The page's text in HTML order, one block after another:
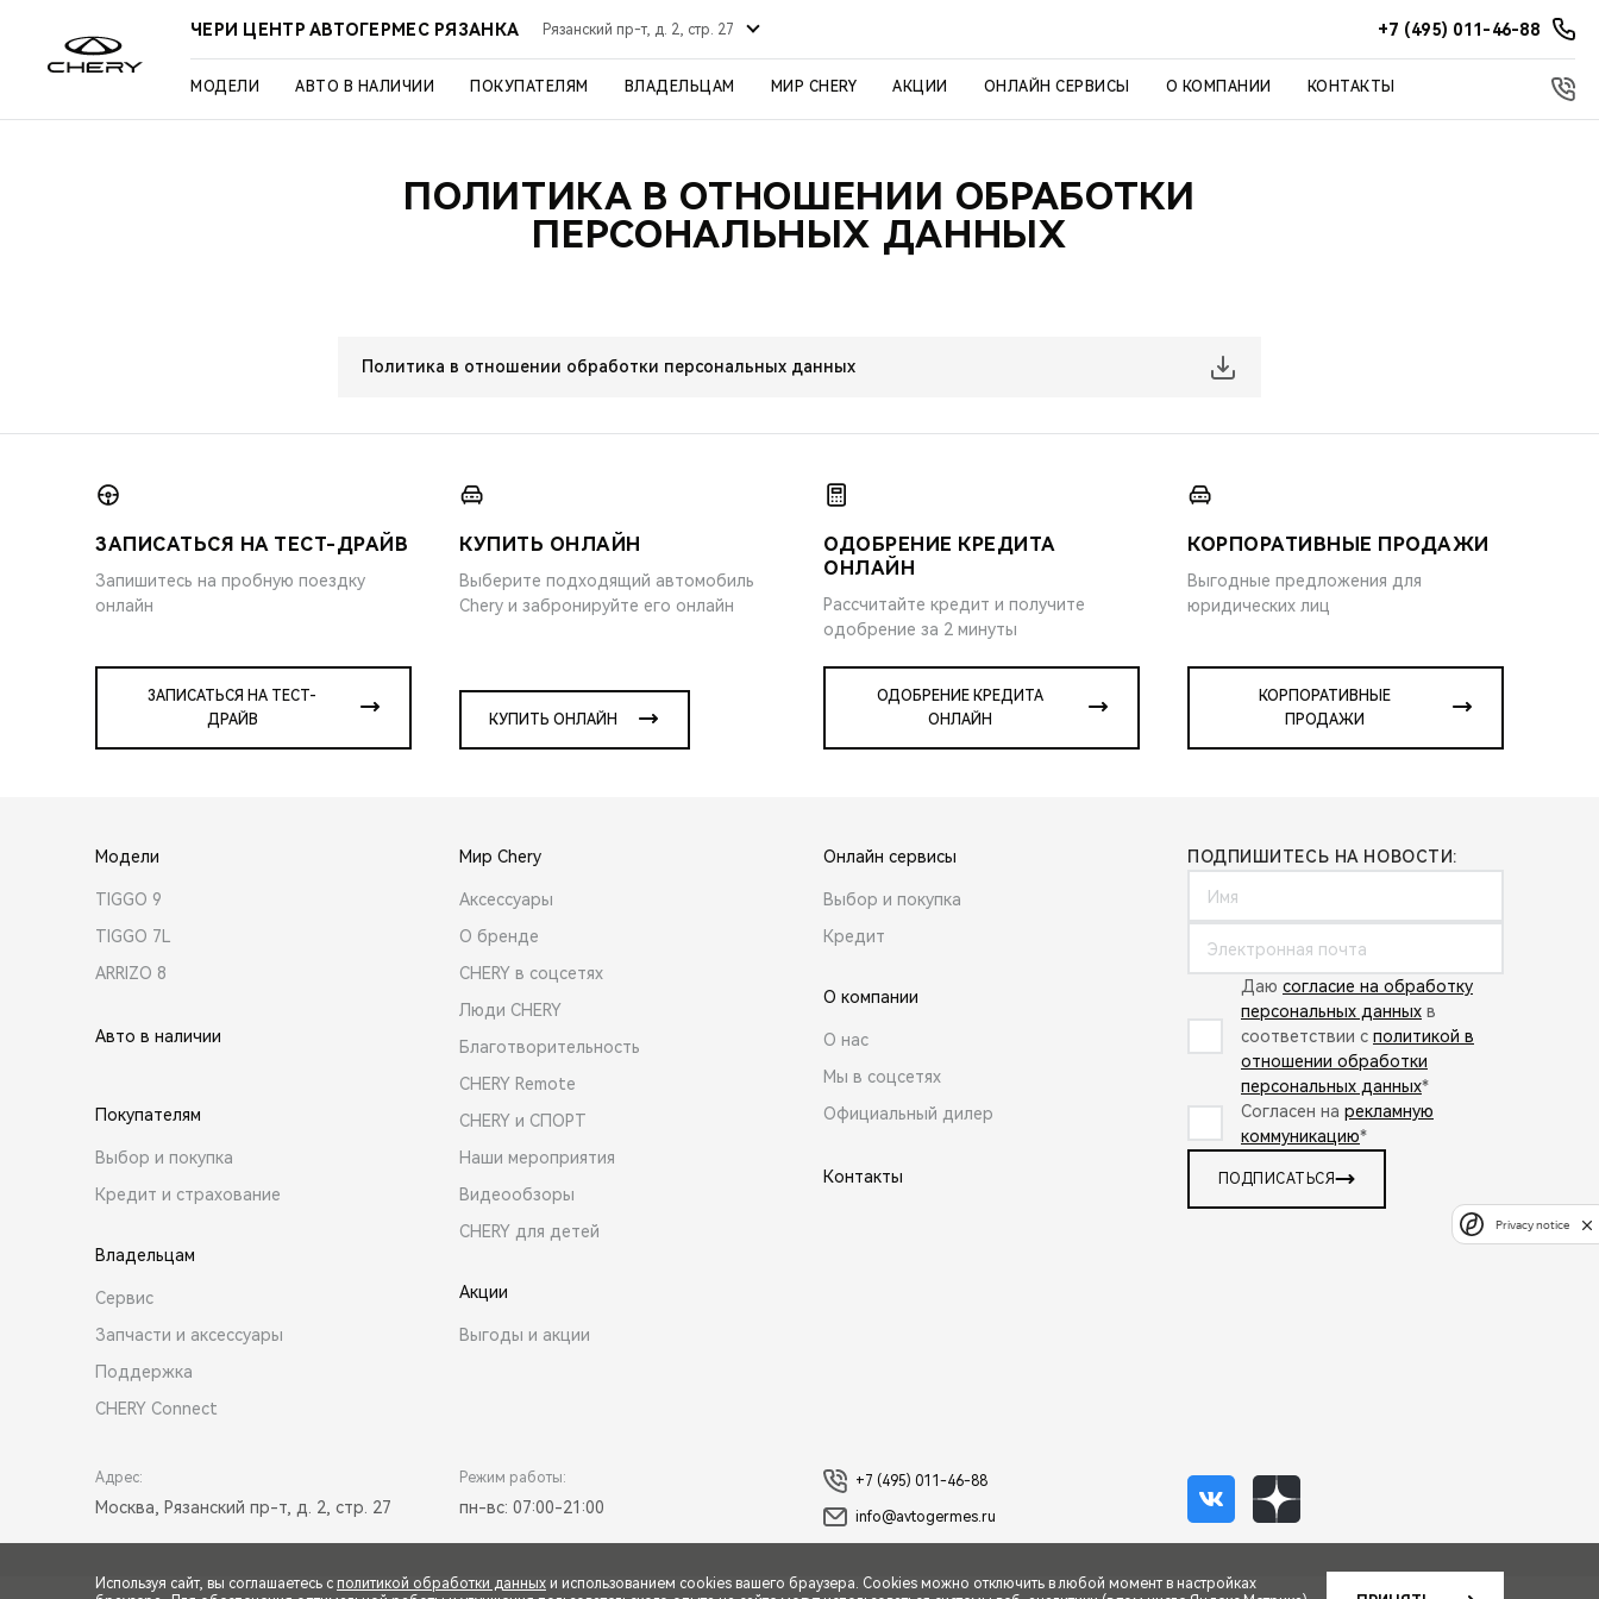
ЧЕРИ ЦЕНТР АВТОГЕРМЕС РЯЗАНКА Рязанский пр-т, д. 2, стр. 27 +7 (495) 011-46-88
МОДЕЛИ АВТО В НАЛИЧИИ ПОКУПАТЕЛЯМ ВЛАДЕЛЬЦАМ МИР CHERY АКЦИИ ОНЛАЙН СЕРВИСЫ О КОМПАНИИ КОНТАКТЫ
ПОЛИТИКА В ОТНОШЕНИИ ОБРАБОТКИ
ПЕРСОНАЛЬНЫХ ДАННЫХ
Политика в отношении обработки персональных данных
ЗАПИСАТЬСЯ НА ТЕСТ-ДРАЙВ
Запишитесь на пробную поездку
онлайн
ЗАПИСАТЬСЯ НА ТЕСТ-
ДРАЙВ
КУПИТЬ ОНЛАЙН
Выберите подходящий автомобиль
Chery и забронируйте его онлайн
КУПИТЬ ОНЛАЙН
ОДОБРЕНИЕ КРЕДИТА
ОНЛАЙН
Рассчитайте кредит и получите
одобрение за 2 минуты
ОДОБРЕНИЕ КРЕДИТА
ОНЛАЙН
КОРПОРАТИВНЫЕ ПРОДАЖИ
Выгодные предложения для
юридических лиц
КОРПОРАТИВНЫЕ
ПРОДАЖИ
Модели
TIGGO 9
TIGGO 7L
ARRIZO 8
Авто в наличии
Покупателям
Выбор и покупка
Кредит и страхование
Владельцам
Сервис
Запчасти и аксессуары
Поддержка
CHERY Connect
Мир Chery
Аксессуары
О бренде
CHERY в соцсетях
Люди CHERY
Благотворительность
CHERY Remote
CHERY и СПОРТ
Наши мероприятия
Видеообзоры
CHERY для детей
Акции
Выгоды и акции
Онлайн сервисы
Выбор и покупка
Кредит
О компании
О нас
Мы в соцсетях
Официальный дилер
Контакты
ПОДПИШИТЕСЬ НА НОВОСТИ:
Даю согласие на обработку
персональных данных в
соответствии с политикой в
отношении обработки
персональных данных*
Согласен на рекламную
коммуникацию*
ПОДПИСАТЬСЯ
Адрес:
Москва, Рязанский пр-т, д. 2, стр. 27
Режим работы:
пн-вс: 07:00-21:00
+7 (495) 011-46-88
info@avtogermes.ru
Используя сайт, вы соглашаетесь с политикой обработки данных и использованием cookies вашего браузера. Cookies можно отключить в любой момент в настройках
Privacy notice